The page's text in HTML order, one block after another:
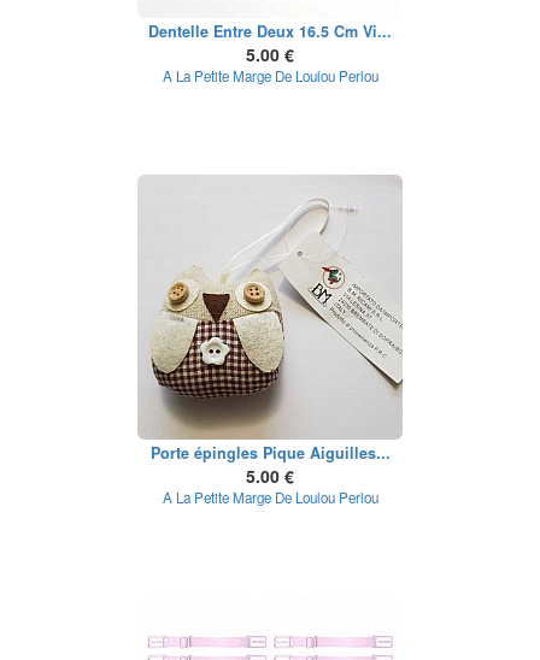
Dentelle Entre Deux 16.5 Cm Vi...
5.00 €
A La Petite Marge De Loulou Perlou
Porte épingles Pique Aiguilles...
5.00 €
A La Petite Marge De Loulou Perlou